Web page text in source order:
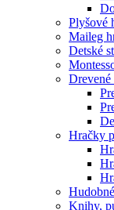
Plyšové
Maileg
Detské
Hračky
Knihy,